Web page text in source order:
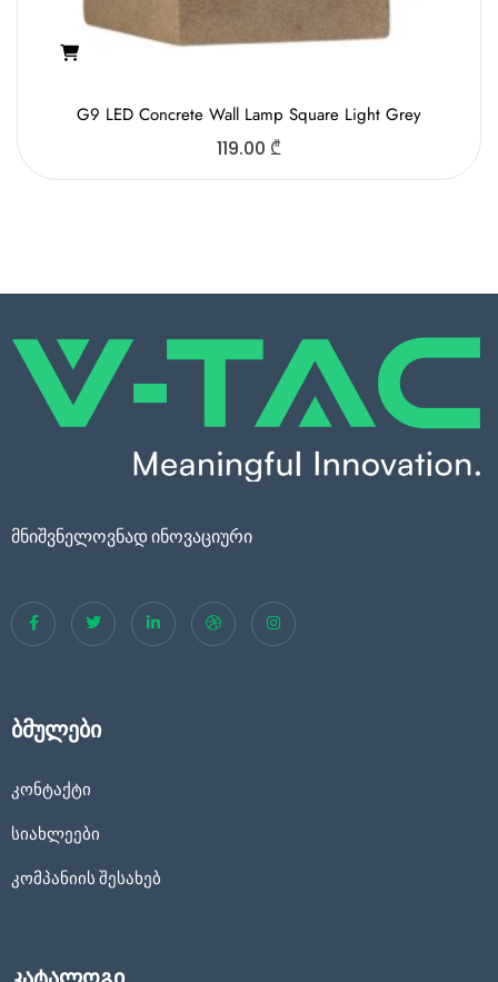
G9 LED Concrete Wall Lamp Square Light Grey
119.00 ₾
მნიშვნელოვნად ინოვაციური
ბმულები
კონტაქტი
სიახლეები
კომპანიის შესახებ
კატალოგი